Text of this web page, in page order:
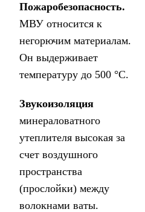
Пожаробезопасность.
МВУ относится к
негорючим материалам.
Он выдерживает
температуру до 500 °С.
Звукоизоляция
минераловатного
утеплителя высокая за
счет воздушного
пространства
(прослойки) между
волокнами ваты.